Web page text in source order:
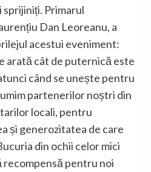
sprijiniți. Primarul
Dan Leoreanu, a
acestui eveniment:
arată cât de puternică este
când se unește pentru
partenerilor noștri din
locali, pentru
și generozitatea de care
din ochii celor mici
recompensă pentru noi